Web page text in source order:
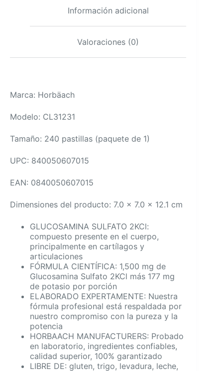
cantidad
Información adicional
Valoraciones (0)
Marca: Horbäach
Modelo: CL31231
Tamaño: 240 pastillas (paquete de 1)
UPC: 840050607015
EAN: 0840050607015
Dimensiones del producto: 7.0 x 7.0 x 12.1 cm
GLUCOSAMINA SULFATO 2KCl:
compuesto presente en el cuerpo,
principalmente en cartílagos y
articulaciones
FÓRMULA CIENTÍFICA: 1,500 mg de
Glucosamina Sulfato 2KCl más 177 mg
de potasio por porción
ELABORADO EXPERTAMENTE: Nuestra
fórmula profesional está respaldada por
nuestro compromiso con la pureza y la
potencia
HORBAACH MANUFACTURERS: Probado
en laboratorio, ingredientes confiables,
calidad superior, 100% garantizado
LIBRE DE: gluten, trigo, levadura, leche,